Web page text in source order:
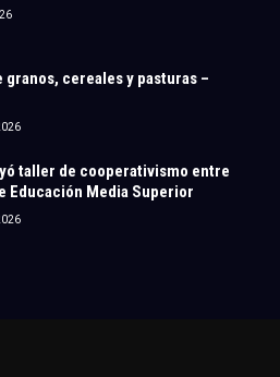
granos, cereales y pasturas –
taller de cooperativismo entre
Educación Media Superior